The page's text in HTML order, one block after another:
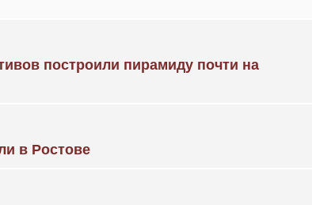
построили пирамиду почти на
в Ростове